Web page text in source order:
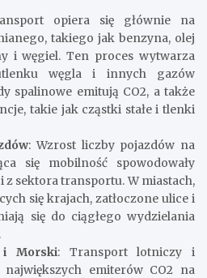
opiera się głównie na
takiego jak benzyna, olej
i węgiel. Ten proces wytwarza
węgla i innych gazów
spalinowe emitują CO2, a także
takie jak cząstki stałe i tlenki
: Wzrost liczby pojazdów na
się mobilność spowodowały
z sektora transportu. W miastach,
się krajach, zatłoczone ulice i
się do ciągłego wydzielania
i Morski: Transport lotniczy i
emiterów CO2 na